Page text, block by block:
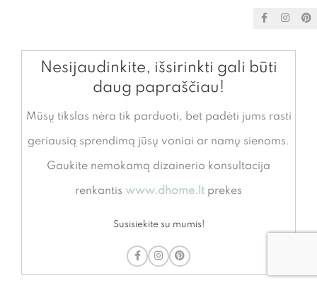
Nesijaudinkite, išsirinkti gali būti
daug papraščiau!
Mūsų tikslas nėra tik parduoti, bet padėti jums rasti
geriausią sprendimą jūsų voniai ar namų sienoms.
Gaukite nemokamą dizainerio konsultacija
renkantis www.dhome.lt prekes
Susisiekite su mumis!